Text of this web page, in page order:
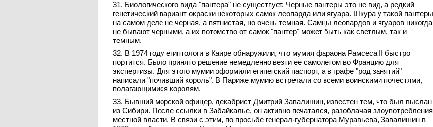
31. Биологического вида "пантера" не существует. Черные пантеры это не вид, а редкий
генетический вариант окраски некоторых самок леопарда или ягуара. Шкура у такой пантеры
на самом деле не черная, а пятнистая, но очень темная. Самцы леопардов и ягуаров никогда
не бывают черными, а их потомство от самок "пантер" может быть как светлым, так и
темным.
32. В 1974 году египтологи в Каире обнаружили, что мумия фараона Рамсеса II быстро
портится. Было принято решение немедленно везти ее самолетом во Францию для
экспертизы. Для этого мумии оформили египетский паспорт, а в графе "род занятий"
написали "почивший король". В Париже мумию встречали со всеми воинскими почестями,
полагающимися королям.
33. Бывший морской офицер, декабрист Дмитрий Завалишин, известен тем, что был выслан
из Сибири. После ссылки в Забайкалье, он активно печатался, разоблачая злоупотребления
местной власти. В связи с этим, по просьбе генерал-губернатора Муравьева, Завалишин в